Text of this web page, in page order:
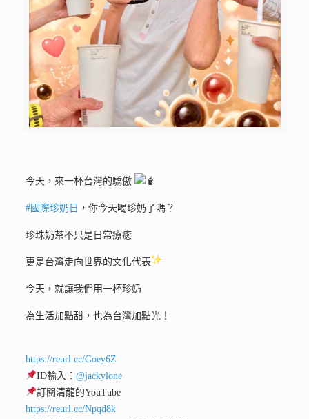
今天，來一杯台灣的驕傲
#國際珍奶日 ，你今天喝珍奶了嗎？
珍珠奶茶不只是日常療癒
更是台灣走向世界的文化代表
今天，就讓我們用一杯珍奶
為生活加點甜，也為台灣加點光！
https://reurl.cc/Goey6Z
ID輸入：@jackylone
訂閱清龍的YouTube
https://reurl.cc/Npqd8k